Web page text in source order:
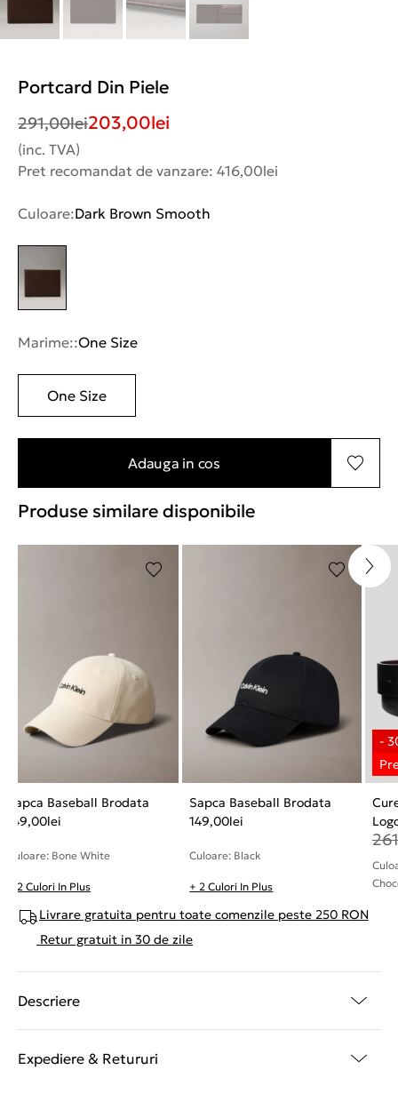
Portcard Din Piele
291,00lei203,00lei
(inc. TVA)
Pret recomandat de vanzare: 416,00lei
Culoare:Dark Brown Smooth
Marime::One Size
One Size
Adauga in cos
Produse similare disponibile
Sapca Baseball Brodata
149,00lei
Culoare: Bone White
+ 2 Culori In Plus
Sapca Baseball Brodata
149,00lei
Culoare: Black
+ 2 Culori In Plus
Livrare gratuita pentru toate comenzile peste 250 RON
Retur gratuit in 30 de zile
Descriere
Expediere & Retururi